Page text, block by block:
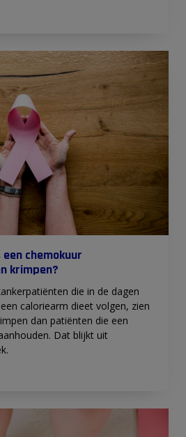
chemokuur
krimpen?
die in de dagen
caloriearm dieet volgen, zien
dan patiënten die een
Dat blijkt uit